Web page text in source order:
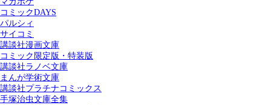
コミックDAYS
パルシィ
サイコミ
講談社漫画文庫
コミック限定版・特装版
講談社ラノベ文庫
まんが学術文庫
講談社プラチナコミックス
手塚治虫文庫全集
カテゴリー：
すべての記事